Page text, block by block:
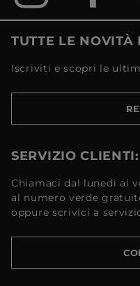
TUTTE LE
Iscriviti e scopri le
SERVIZIO CLIENTI:
Chiamaci dal lunedì al
al numero verde
oppure scrivici a